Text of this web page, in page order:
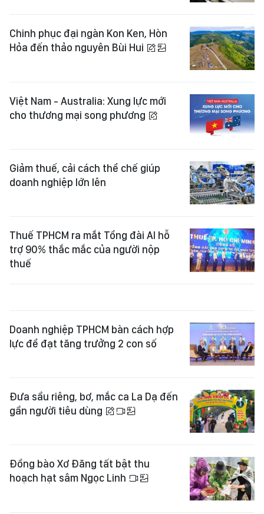
Chinh phục đại ngàn Kon Ken, Hòn
Hỏa đến thảo nguyên Bùi Hui
Việt Nam - Australia: Xung lực mới
cho thương mại song phương
Giảm thuế, cải cách thể chế giúp
doanh nghiệp lớn lên
Thuế TPHCM ra mắt Tổng đài AI hỗ
trợ 90% thắc mắc của người nộp
thuế
Doanh nghiệp TPHCM bàn cách hợp
lực để đạt tăng trưởng 2 con số
Đưa sầu riêng, bơ, mắc ca La Dạ đến
gần người tiêu dùng
Đồng bào Xơ Đăng tất bật thu
hoạch hạt sâm Ngọc Linh